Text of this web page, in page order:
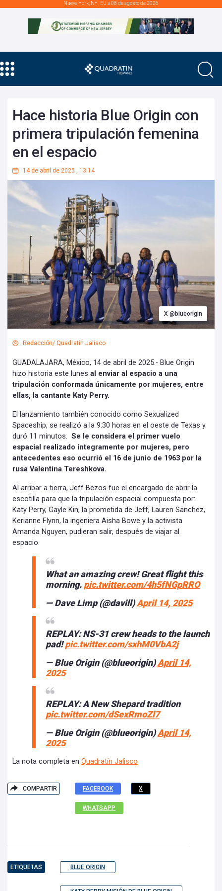
Nueva York, NY., EU a 08 de agosto de 2026
Hace historia Blue Origin con
primera tripulación femenina
en el espacio
14 de abril de 2025 , 13:14
X @blueorigin
Redacción/ Quadratín Jalisco
GUADALAJARA, México, 14 de abril de 2025.- Blue Origin
hizo historia este lunes al enviar al espacio a una
tripulación conformada únicamente por mujeres, entre
ellas, la cantante Katy Perry.
El lanzamiento también conocido como Sexualized
Spaceship, se realizó a la 9:30 horas en el oeste de Texas y
duró 11 minutos. Se le considera el primer vuelo
espacial realizado íntegramente por mujeres, pero
antecedentes eso ocurrió el 16 de junio de 1963 por la
rusa Valentina Tereshkova.
Al arribar a tierra, Jeff Bezos fue el encargado de abrir la
escotilla para que la tripulación espacial compuesta por:
Katy Perry, Gayle Kin, la prometida de Jeff, Lauren Sanchez,
Kerianne Flynn, la ingeniera Aisha Bowe y la activista
Amanda Nguyen, pudieran salir, después de viajar al
espacio.
What an amazing crew! Great flight this
morning. pic.twitter.com/4h5fNGpRRO
— Dave Limp (@davill)April 14, 2025
REPLAY: NS-31 crew heads to the launch
pad!pic.twitter.com/sxhM0VbA2j
— Blue Origin (@blueorigin)April 14,
2025
REPLAY: A New Shepard tradition
pic.twitter.com/dSexRmoZl7
— Blue Origin (@blueorigin)April 14,
2025
La nota completa en Quadratín Jalisco
COMPARTIR FACEBOOK X
WHATSAPP
ETIQUETAS BLUE ORIGIN